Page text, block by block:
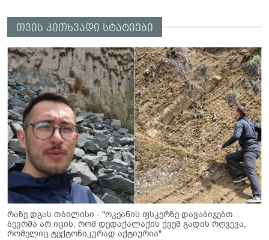
თვის კითხვადი სტატიები
რაზე დგას თბილისი - "ოკეანის ფსკერზე დავაბიჯებთ...
ბევრმა არ იცის, რომ დედაქალაქის ქვეშ გადის რღვევა,
რომელიც ტექტონიკურად აქტიურია"